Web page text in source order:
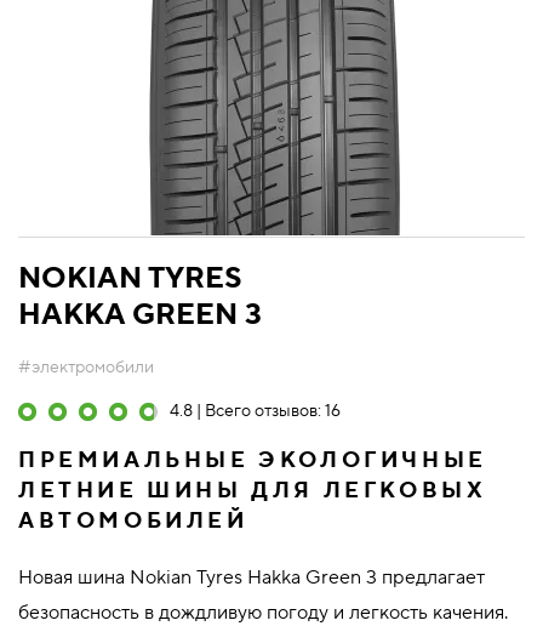
NOKIAN TYRES
HAKKA GREEN 3
#электромобили
4.8 | Всего отзывов: 16
ПРЕМИАЛЬНЫЕ ЭКОЛОГИЧНЫЕ
ЛЕТНИЕ ШИНЫ ДЛЯ ЛЕГКОВЫХ
АВТОМОБИЛЕЙ
Новая шина Nokian Tyres Hakka Green 3 предлагает
безопасность в дождливую погоду и легкость качения.